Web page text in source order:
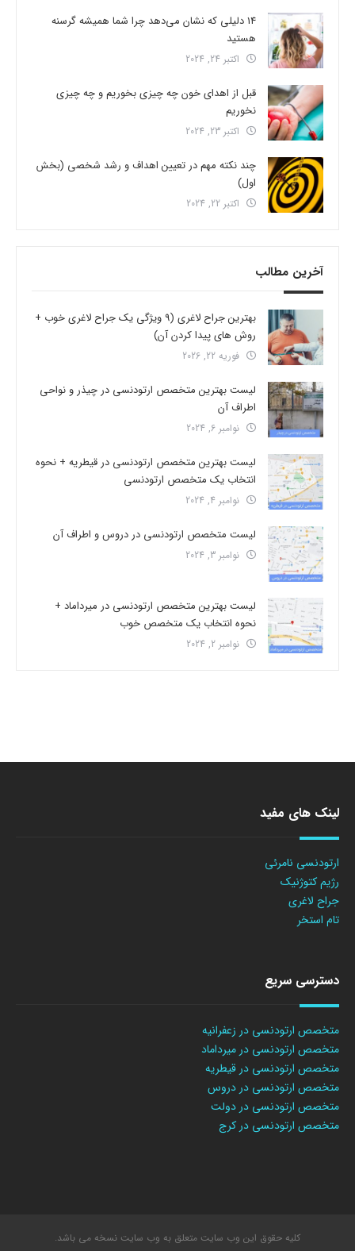
14 دلیلی که نشان می‌دهد چرا شما همیشه گرسنه
هستید
اکتبر 24, 2024
قبل از اهدای خون چه چیزی بخوریم و چه چیزی
نخوریم
اکتبر 23, 2024
چند نکته مهم در تعیین اهداف و رشد شخصی (بخش
اول)
اکتبر 22, 2024
آخرین مطالب
بهترین جراح لاغری (9 ویژگی یک جراح لاغری خوب +
روش های پیدا کردن آن)
فوریه 22, 2026
لیست بهترین متخصص ارتودنسی در چیذر و نواحی
اطراف آن
نوامبر 6, 2024
لیست بهترین متخصص ارتودنسی در قیطریه + نحوه
انتخاب یک متخصص ارتودنسی
نوامبر 4, 2024
لیست متخصص ارتودنسی در دروس و اطراف آن
نوامبر 3, 2024
لیست بهترین متخصص ارتودنسی در میرداماد +
نحوه انتخاب یک متخصص خوب
نوامبر 2, 2024
لینک های مفید
ارتودنسی نامرئی
رژیم کتوژنیک
جراح لاغری
تام استخر
دسترسی سریع
متخصص ارتودنسی در زعفرانیه
متخصص ارتودنسی در میرداماد
متخصص ارتودنسی در قیطریه
متخصص ارتودنسی در دروس
متخصص ارتودنسی در دولت
متخصص ارتودنسی در کرج
کلیه حقوق این وب سایت متعلق به وب سایت نسخه می باشد.